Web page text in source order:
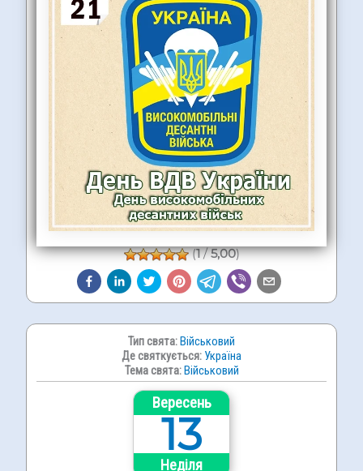
(1/5,00)
Тип свята: Військовий
Де святкується: Україна
Тема свята: Військовий
Вересень
13
Неділя